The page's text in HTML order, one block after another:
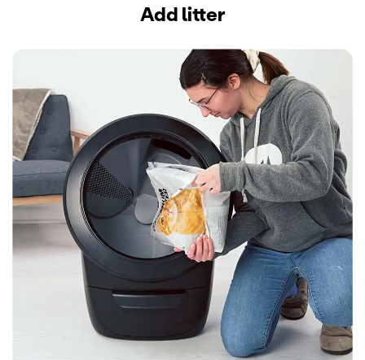
Add litter